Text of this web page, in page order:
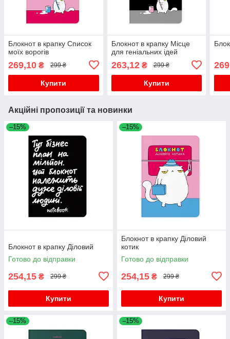
Блокнот в крапку Список
моїх ворогів
269,10 ₴ 299 ₴
Купити
Блокнот в крапку Місце
для геніальних ідей
263,12₴ 299 ₴
Купити
Акційні пропозиції та новинки
–15%
Блокнот в крапку Діловий
Готово до відправки
254,15 ₴ 299 ₴
Купити
–15%
Блокнот в крапку Діловий
котик
Готово до відправки
254,15 ₴ 299 ₴
Купити
–15% –15%